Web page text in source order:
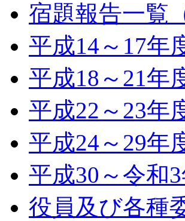
宿題報告一覧
平成14～17
平成18～21
平成22～23
平成24～29
平成30～令
役員及び各種